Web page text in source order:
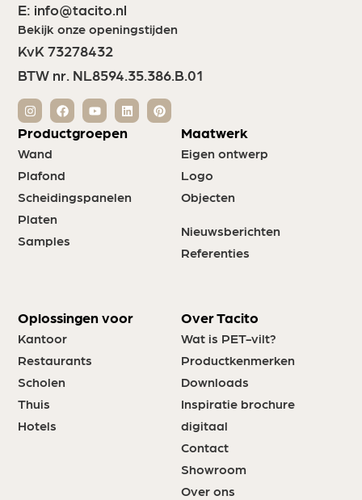
E: info@tacito.nl
Bekijk onze openingstijden
KvK 73278432
BTW nr. NL8594.35.386.B.01
Productgroepen
Wand
Plafond
Scheidingspanelen
Platen
Samples
Maatwerk
Eigen ontwerp
Logo
Objecten
Nieuwsberichten
Referenties
Oplossingen voor
Kantoor
Restaurants
Scholen
Thuis
Hotels
Over Tacito
Wat is PET-vilt?
Productkenmerken
Downloads
Inspiratie brochure
digitaal
Contact
Showroom
Over ons